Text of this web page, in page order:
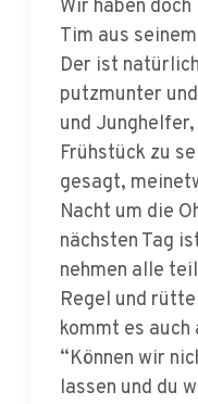
Der ist
putzmunter
und
Frühstück zu
gesagt,
Nacht um die
nächsten Tag
nehmen alle
Regel und
kommt es auch
“Können wir
lassen und du
nochmal? Da
auf”, versucht